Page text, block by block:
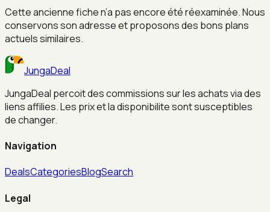
Cette ancienne fiche n’a pas encore été réexaminée. Nous
conservons son adresse et proposons des bons plans
actuels similaires.
JungaDeal
JungaDeal percoit des commissions sur les achats via des
liens affilies. Les prix et la disponibilite sont susceptibles
de changer.
Navigation
DealsCategoriesBlogSearch
Legal